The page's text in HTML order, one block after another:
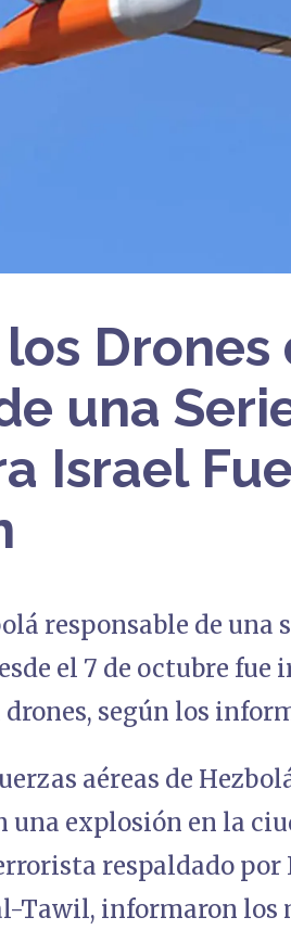
Drones
una
Israel
responsable de una
el 7 de octubre fue
según los
aéreas de
una explosión en la
respaldado
Tawil, informaron los